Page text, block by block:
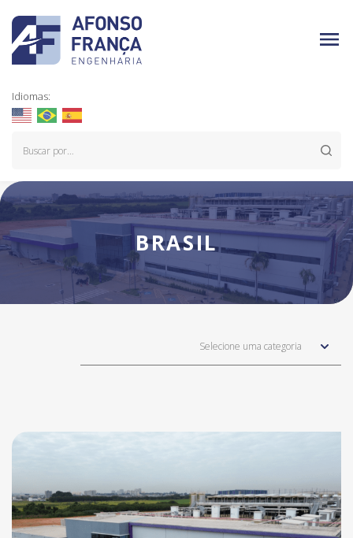
Idiomas:
BRASIL
Selecione uma categoria